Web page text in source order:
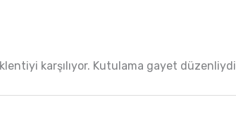
karşılıyor. Kutulama gayet